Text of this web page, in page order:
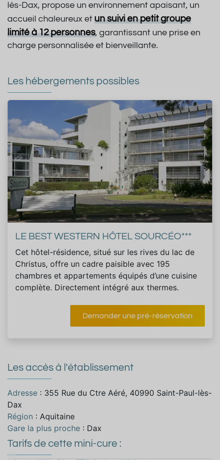
lès-Dax, propose un environnement apaisant, un
accueil chaleureux et un suivi en petit groupe
limité à 12 personnes, garantissant une prise en
charge personnalisée et bienveillante.
Les hébergements possibles
LE BEST WESTERN HÔTEL SOURCÉO***
Cet hôtel-résidence, situé sur les rives du lac de
Christus, offre un cadre paisible avec 195
chambres et appartements équipés d’une cuisine
complète. Directement intégré aux thermes.
Demander une pré-réservation
Les accès à l'établissement
Adresse : 355 Rue du Ctre Aéré, 40990 Saint-Paul-lès-
Dax
Région : Aquitaine
Gare la plus proche : Dax
Tarifs de cette mini-cure :